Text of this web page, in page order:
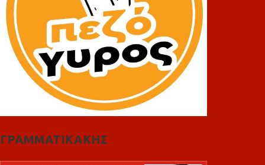
ΓΡΑΜΜΑΤΙΚΑΚΗΣ